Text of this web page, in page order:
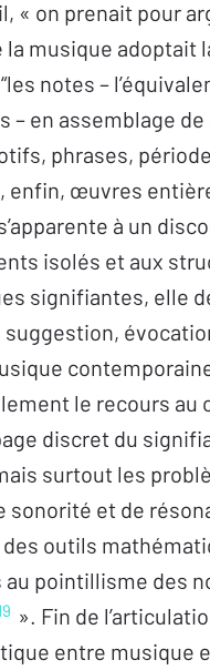
« on prenait pour
la musique adoptait
notes –
– en assemblage
phrases,
enfin, œuvres
à un
isolés et aux
signifiantes, elle
le recours au
discret du
surtout les
sonorité et de
outils
au pointillisme des
». Fin de
entre musique